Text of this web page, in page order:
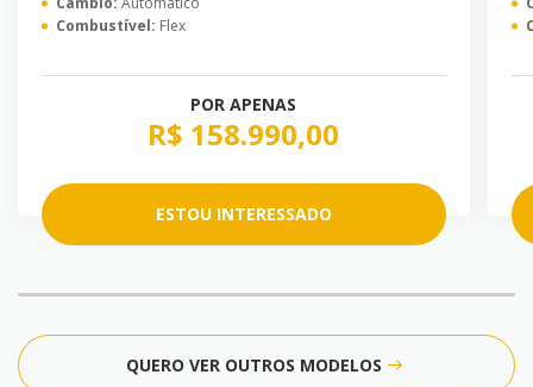
Combustível: Flex
POR APENAS
R$ 158.990,00
ESTOU INTERESSADO
QUERO VER OUTROS MODELOS